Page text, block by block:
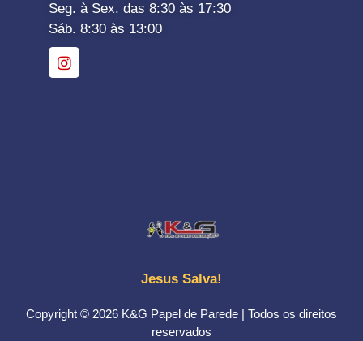
Seg. à Sex. das 8:30 às 17:30
Sáb. 8:30 às 13:00
Jesus Salva!
Copyright © 2026 K&G Papel de Parede | Todos os direitos
reservados